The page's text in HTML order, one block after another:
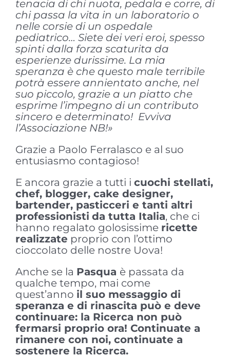
tenacia di chi nuota, pedala e corre, di
chi passa la vita in un laboratorio o
nelle corsie di un ospedale
pediatrico… Siete dei veri eroi, spesso
spinti dalla forza scaturita da
esperienze durissime. La mia
speranza è che questo male terribile
potrà essere annientato anche, nel
suo piccolo, grazie a un piatto che
esprime l’impegno di un contributo
sincero e determinato! Evviva
l’Associazione NB!»
Grazie a Paolo Ferralasco e al suo
entusiasmo contagioso!
E ancora grazie a tutti i cuochi stellati,
chef, blogger, cake designer,
bartender, pasticceri e tanti altri
professionisti da tutta Italia, che ci
hanno regalato golosissime ricette
realizzate proprio con l’ottimo
cioccolato delle nostre Uova!
Anche se la Pasqua è passata da
qualche tempo, mai come
quest’anno il suo messaggio di
speranza e di rinascita può e deve
continuare: la Ricerca non può
fermarsi proprio ora! Continuate a
rimanere con noi, continuate a
sostenere la Ricerca.